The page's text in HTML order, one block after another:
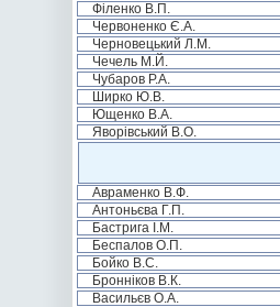
Філенко В.П.
Червоненко Є.А.
Черновецький Л.М.
Чечель М.Й.
Чубаров Р.А.
Ширко Ю.В.
Ющенко В.А.
Яворівський В.О.
Авраменко В.Ф.
Антоньєва Г.П.
Бастрига І.М.
Беспалов О.П.
Бойко В.С.
Бронніков В.К.
Васильєв О.А.